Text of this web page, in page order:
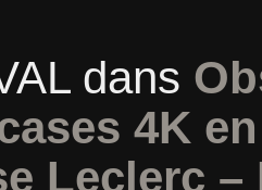
dans
4K
Leclerc